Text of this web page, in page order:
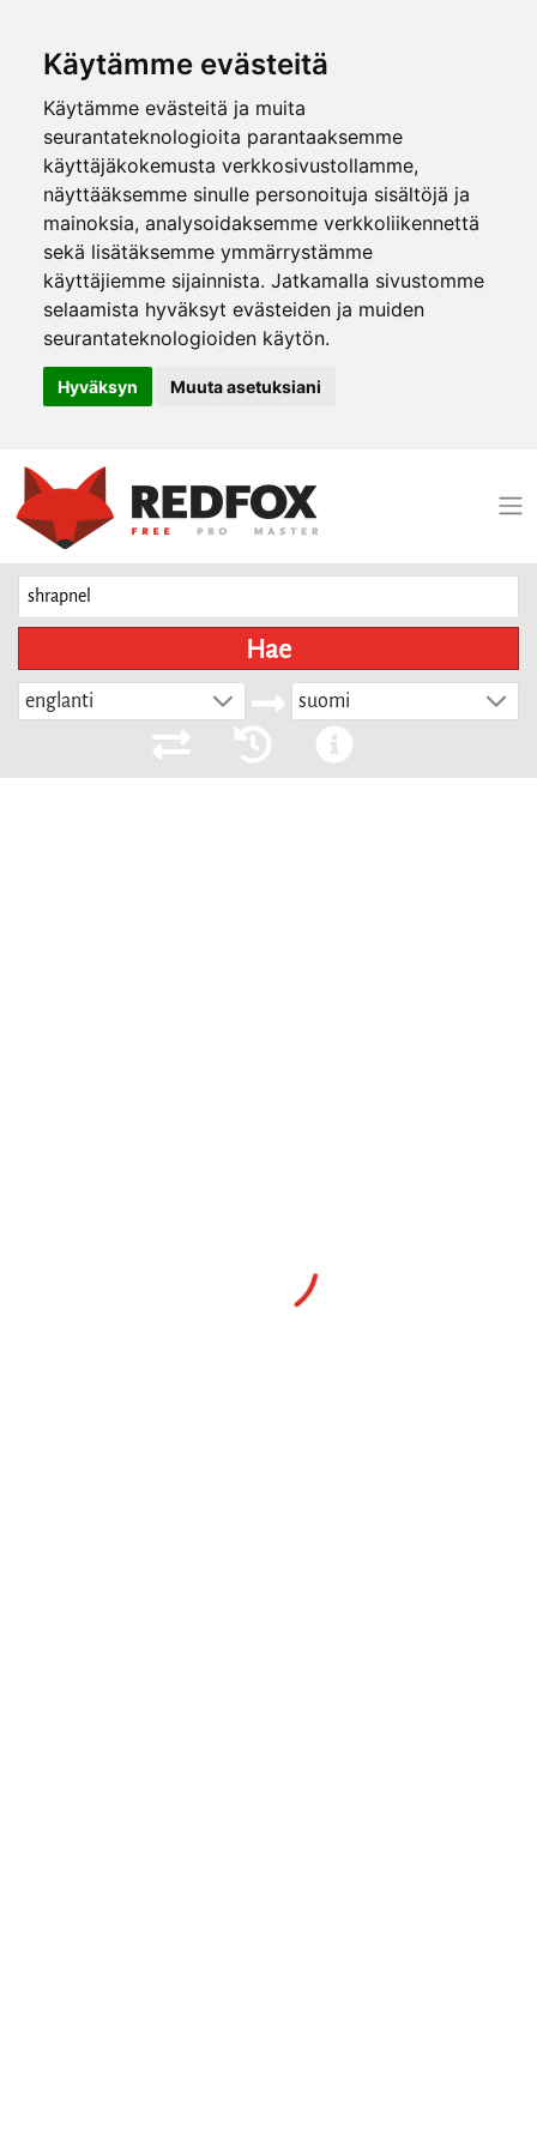
Käytämme evästeitä
Käytämme evästeitä ja muita
seurantateknologioita parantaaksemme
käyttäjäkokemusta verkkosivustollamme,
näyttääksemme sinulle personoituja sisältöjä ja
mainoksia, analysoidaksemme verkkoliikennettä
sekä lisätäksemme ymmärrystämme
käyttäjiemme sijainnista. Jatkamalla sivustomme
selaamista hyväksyt evästeiden ja muiden
seurantateknologioiden käytön.
Hyväksyn Muuta asetuksiani
Hae
englanti suomi